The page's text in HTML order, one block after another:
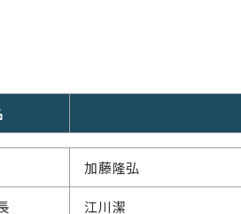
加藤隆弘
江川潔